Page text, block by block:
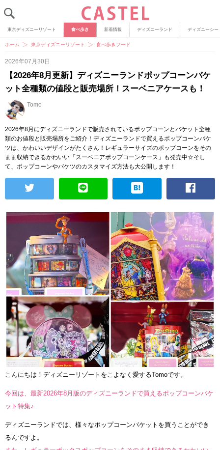
東京ディズニーリゾート 食べ歩き 新着情報 ディズニーランド ディズニーシー
ホーム 東京ディズニーリゾート 食べ歩きフード
2026年07月30日
【2026年8月更新】ディズニーランドポップコーンバケ
ット全種類の値段と販売場所！スーベニアケースも！
Tomo
2026年8月にディズニーランドで販売されているポップコーンとバケット全種
類のお値段と販売場所をご紹介！ディズニーランドで買えるポップコーンバケ
ツは、かわいいデザインがたくさん！レギュラーサイズのポップコーンをその
まま収納できるかわいい「スーベニアポップコーンケース」も発売中☆そし
て、ポップコーンやバケツのカスタマイズ方法も大公開します！
こんにちは！ディズニーリゾートをこよなく愛するTomoです。
今回は、最新2026年8月版のディズニーランドで買えるポップコーンバケ
ット特集♪
ディズニーランドでは、様々なポップコーンバケットを買うことができ
るんですよ。